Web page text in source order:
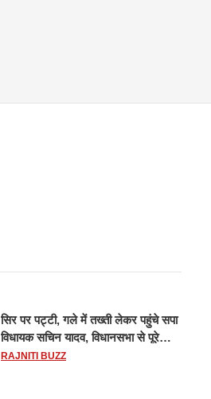
सिर पर पट्टी, गले में तख्ती लेकर पहुंचे सपा
विधायक सचिन यादव, विधानसभा से पूरे
मानसून सत्र के लिए किया गया निलंबित
RAJNITI BUZZ